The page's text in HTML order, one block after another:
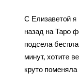
С Елизаветой я
назад на Таро
подсела
минут, хотите
круто